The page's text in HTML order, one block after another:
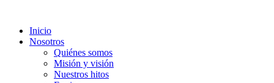
Inicio
Nosotros
Quiénes somos
Misión y visión
Nuestros hitos